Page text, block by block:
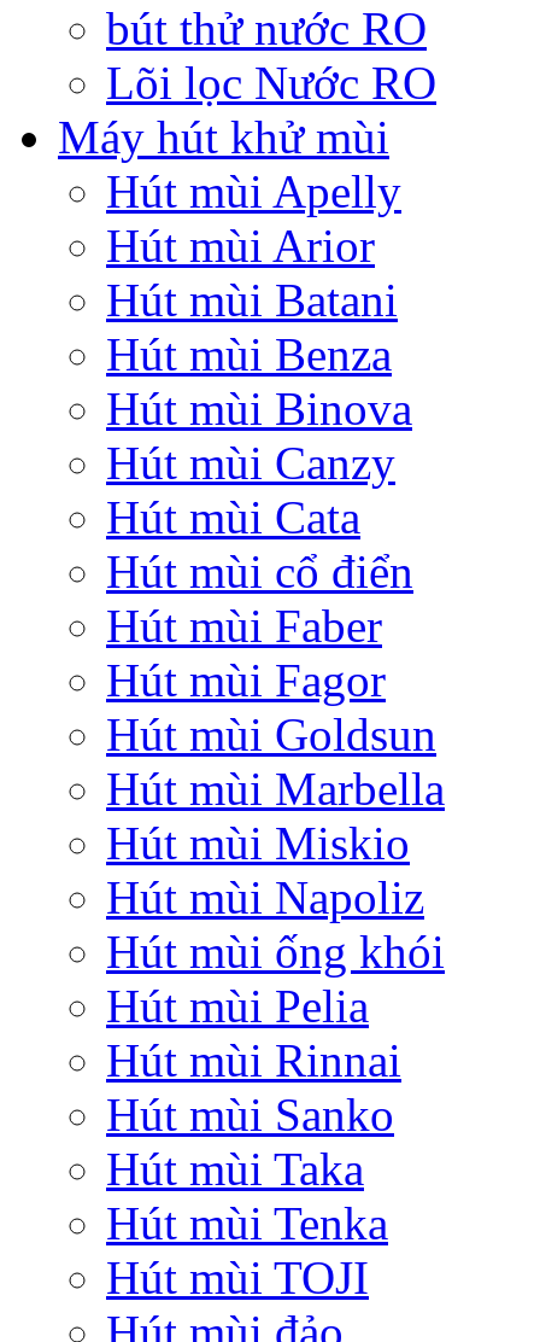
bút thử nước RO
Lõi lọc Nước RO
Máy hút khử mùi
Hút mùi Apelly
Hút mùi Arior
Hút mùi Batani
Hút mùi Benza
Hút mùi Binova
Hút mùi Canzy
Hút mùi Cata
Hút mùi cổ điển
Hút mùi Faber
Hút mùi Fagor
Hút mùi Goldsun
Hút mùi Marbella
Hút mùi Miskio
Hút mùi Napoliz
Hút mùi ống khói
Hút mùi Pelia
Hút mùi Rinnai
Hút mùi Sanko
Hút mùi Taka
Hút mùi Tenka
Hút mùi TOJI
Hút mùi đảo